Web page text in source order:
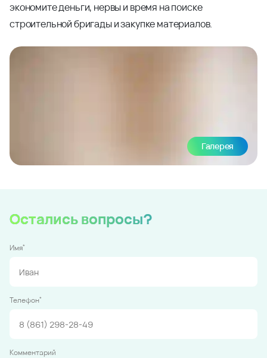
экономите деньги, нервы и время на поиске
строительной бригады и закупке материалов.
Галерея
Остались вопросы?
Имя*
Телефон*
Комментарий